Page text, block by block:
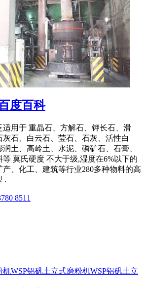
度百科
适用于 重晶石、方解石、钾长石、滑
灰石、白云石、莹石、石灰、活性白
土、高岭土、水泥、磷矿石、石膏、
莫氏硬度 不大于级,湿度在6%以下的
、化工、建筑等行业280多种物料的高
.
8511
WSP铝矾土立式磨粉机WSP铝矾土立